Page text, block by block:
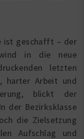
ist geschafft – der
in die neue
letzten
harter Arbeit und
blickt der
der Bezirksklasse
die Zielsetzung
Aufschlag und